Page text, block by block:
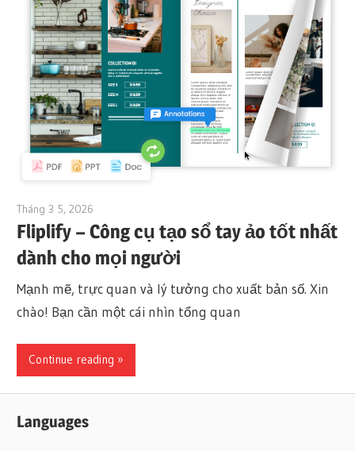
Tháng 3 5, 2026
Fliplify – Công cụ tạo sổ tay ảo tốt nhất
dành cho mọi người
Mạnh mẽ, trực quan và lý tưởng cho xuất bản số. Xin
chào! Bạn cần một cái nhìn tổng quan
Continue reading
Languages